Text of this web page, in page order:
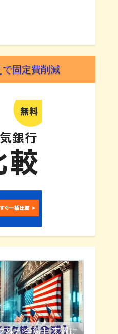
固定費削減
株が全滅】来週に